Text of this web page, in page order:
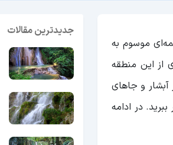
چشمه‌ای موسوم به
از این منطقه
آبشار و جاهای
در ادامه
جدیدترین مقالات